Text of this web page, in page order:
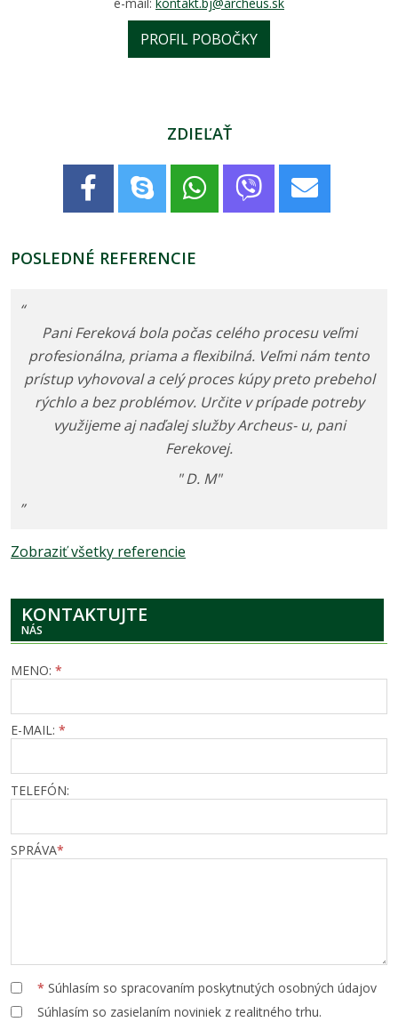
PROFIL POBOČKY
ZDIEĽAŤ
POSLEDNÉ REFERENCIE
“
Pani Fereková bola počas celého procesu veľmi
profesionálna, priama a flexibilná. Veľmi nám tento
prístup vyhovoval a celý proces kúpy preto prebehol
rýchlo a bez problémov. Určite v prípade potreby
využijeme aj naďalej služby Archeus- u, pani
Ferekovej.
" D. M"
”
Zobraziť všetky referencie
KONTAKTUJTE
NÁS
MENO: *
E-MAIL: *
TELEFÓN:
SPRÁVA*
* Súhlasím so spracovaním poskytnutých osobných údajov
Súhlasím so zasielaním noviniek z realitného trhu.